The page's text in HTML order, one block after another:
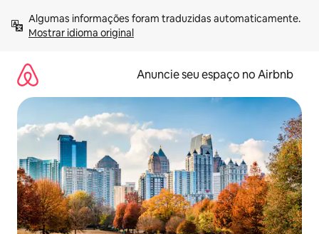
para
Mostrar idioma original
Anuncie seu espaço no Airbnb